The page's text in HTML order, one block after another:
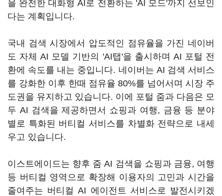
을 완전한 대화형 AI로 전환하는 'AI 모드'까지 선보인
다는 계획입니다.
국내 검색 시장에서 압도적인 점유율을 가진 네이버
도 자체 AI 모델 기반의 'AI탭'을 출시하며 AI 포털 전
환에 속도를 내는 중입니다. 네이버는 AI 검색 서비스
를 강화한 이후 한때 점유율 80%를 넘어서며 시장 주
도권을 유지하고 있습니다. 이에 포털 줌과 다음은 모
두 AI 검색을 제공하면서 쇼핑과 여행, 금융 등 분야
별로 특화된 버티컬 서비스를 차별화 전략으로 내세
우고 있습니다.
이스트에이드는 향후 줌 AI 검색을 쇼핑과 금융, 여행
등 버티컬 영역으로 확장해 이용자의 고민과 시간을
줄여주는 버티컬 AI 에이전트 서비스로 발전시키겠